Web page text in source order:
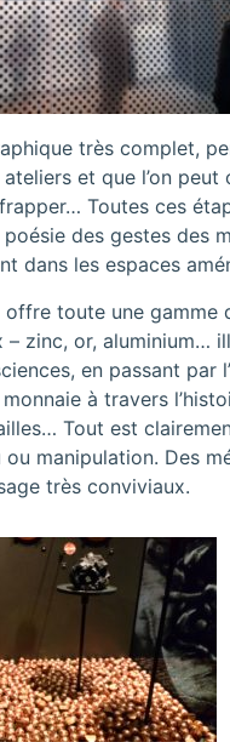
très complet,
et que l’on
Toutes ces
des gestes des
dans les espaces
offre toute une
– zinc, or, aluminium…
en passant
à travers
Tout est
manipulation. Des
très conviviaux.